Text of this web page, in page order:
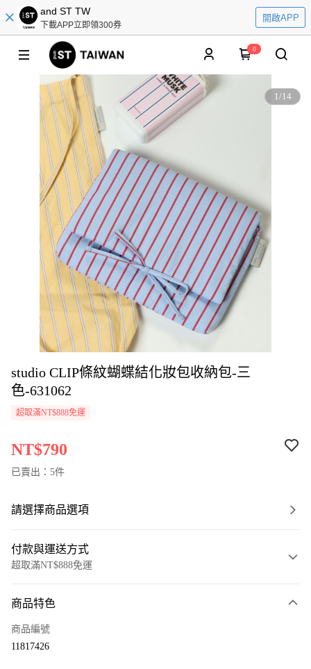
and ST TW
下載APP立即領300券
開啟APP
0
1/14
studio CLIP條紋蝴蝶結化妝包收納包-三
色-631062
超取滿NT$888免運
NT$790
已賣出：5件
請選擇商品選項
付款與運送方式
超取滿NT$888免運
信用卡一次付款
商品特色
商品編號
11817426